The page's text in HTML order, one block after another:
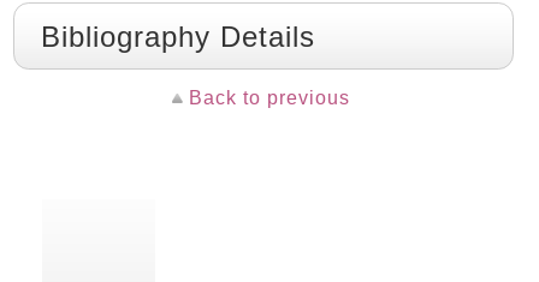
Bibliography Details
Back to previous